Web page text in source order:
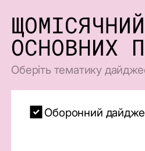
ОСНОВНИХ
Оберіть тематику
Оборонний